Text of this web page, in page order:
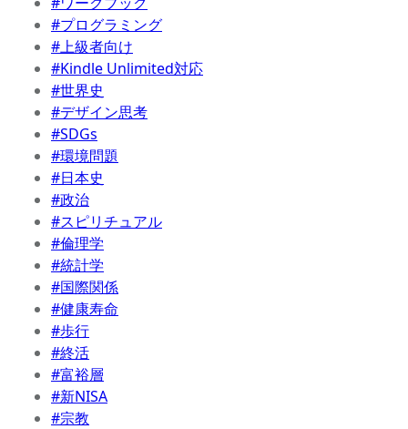
#プログラミング
#上級者向け
#Kindle Unlimited対応
#世界史
#デザイン思考
#SDGs
#環境問題
#日本史
#政治
#スピリチュアル
#倫理学
#統計学
#国際関係
#健康寿命
#歩行
#終活
#富裕層
#新NISA
#宗教